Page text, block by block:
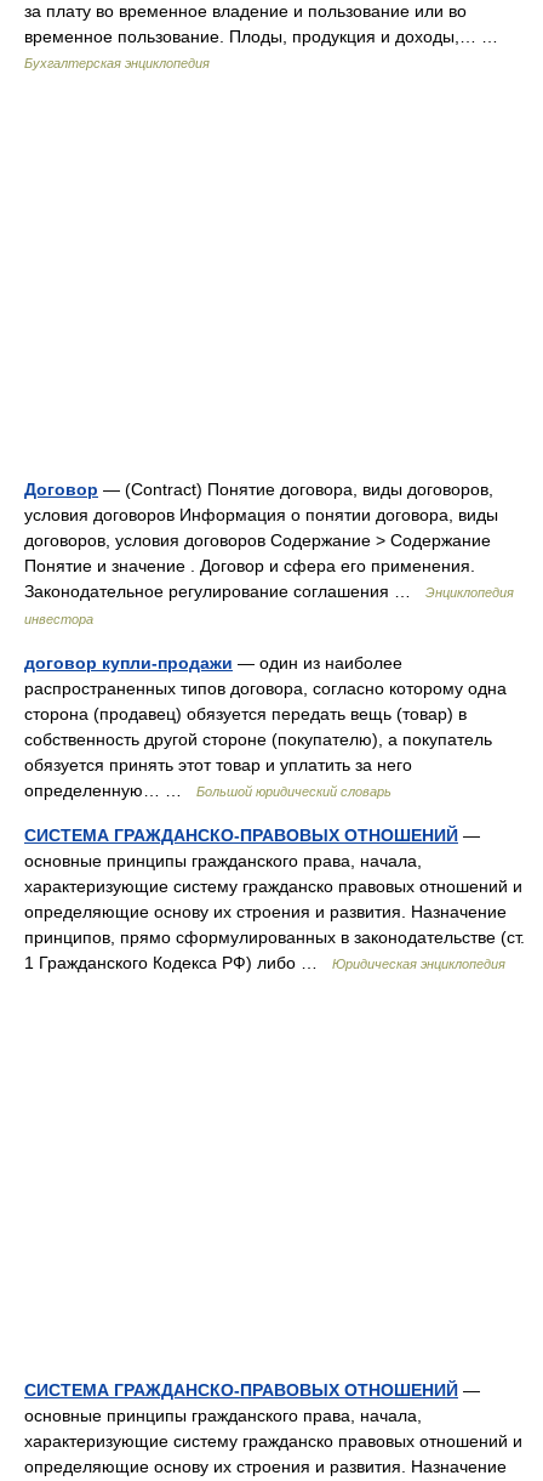
за плату во временное владение и пользование или во
временное пользование. Плоды, продукция и доходы,… …
Бухгалтерская энциклопедия
Договор — (Contract) Понятие договора, виды договоров,
условия договоров Информация о понятии договора, виды
договоров, условия договоров Содержание > Содержание
Понятие и значение . Договор и сфера его применения.
Законодательное регулирование соглашения …
Энциклопедия
инвестора
договор купли-продажи — один из наиболее
распространенных типов договора, согласно которому одна
сторона (продавец) обязуется передать вещь (товар) в
собственность другой стороне (покупателю), а покупатель
обязуется принять этот товар и уплатить за него
определенную… …
Большой юридический словарь
СИСТЕМА ГРАЖДАНСКО-ПРАВОВЫХ ОТНОШЕНИЙ —
основные принципы гражданского права, начала,
характеризующие систему гражданско правовых отношений и
определяющие основу их строения и развития. Назначение
принципов, прямо сформулированных в законодательстве (ст.
1 Гражданского Кодекса РФ) либо …
Юридическая энциклопедия
СИСТЕМА ГРАЖДАНСКО-ПРАВОВЫХ ОТНОШЕНИЙ —
основные принципы гражданского права, начала,
характеризующие систему гражданско правовых отношений и
определяющие основу их строения и развития. Назначение